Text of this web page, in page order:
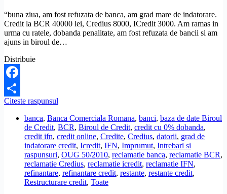
“buna ziua, am fost refuzata de banca, am grad mare de indatorare.
Credit la BCR 40000 lei, Credius 8000, ICredit 3000. Am ramas in
urma cu ratele, dobanda penalitate, am fost refuzata de bancii si am
ajuns in biroul de…
Distribuie
Facebook
Share
Citeste raspunsul
sa
fac
daca
am
grad
de
indatorare
mare
banca, Banca Comerciala Romana, banci, baza de date Biroul
de Credit, BCR, Biroul de Credit, credit cu 0% dobanda,
credit ifn, credit online, Credite, Credius, datorii, grad de
indatorare credit, Icredit, IFN, Imprumut, Intrebari si
raspunsuri, OUG 50/2010, reclamatie banca, reclamatie BCR,
reclamatie Credius, reclamatie icredit, reclamatie IFN,
refinantare, refinantare credit, restante, restante credit,
Restructurare credit, Toate